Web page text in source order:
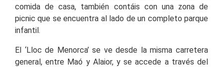
comida de casa, también contáis con una zona de
picnic que se encuentra al lado de un completo parque
infantil.
El ‘Lloc de Menorca’ se ve desde la misma carretera
general, entre Maó y Alaior, y se accede a través del